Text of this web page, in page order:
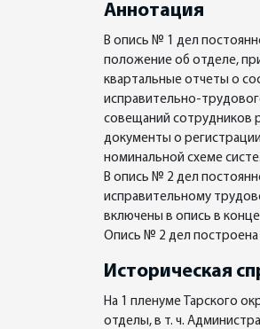
Аннотация
В опись № 1 дел
положение об отделе,
квартальные отчеты о
исправительно-
совещаний сотрудников
документы о
номинальной схеме
В опись № 2 дел
исправительному
включены в опись в
Опись № 2 дел построена
Историческая
На 1 пленуме Тарского
отделы, в т. ч.